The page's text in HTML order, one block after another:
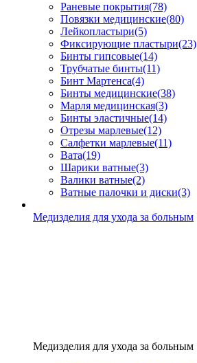
Раневые покрытия(78)
Повязки медицинские(80)
Лейкопластыри(5)
Фиксирующие пластыри(23)
Бинты гипсовые(14)
Трубчатые бинты(11)
Бинт Мартенса(4)
Бинты медицинские(38)
Марля медицинская(3)
Бинты эластичные(14)
Отрезы марлевые(12)
Салфетки марлевые(11)
Вата(19)
Шарики ватные(3)
Валики ватные(2)
Ватные палочки и диски(3)
Медизделия для ухода за больным
Медизделия для ухода за больным